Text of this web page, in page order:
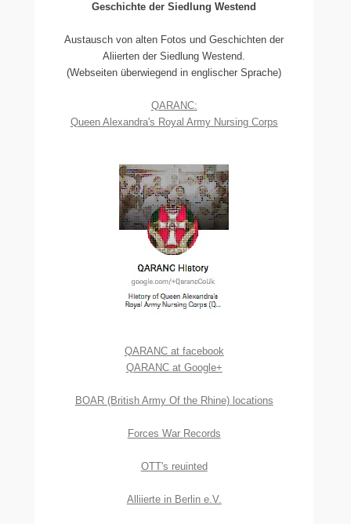
Geschichte der Siedlung Westend
Austausch von alten Fotos und Geschichten der
Aliierten der Siedlung Westend.
(Webseiten überwiegend in englischer Sprache)
QARANC:
Queen Alexandra's Royal Army Nursing Corps
QARANC at facebook
QARANC at Google+
BOAR (British Army Of the Rhine) locations
Forces War Records
OTT's reuinted
Alliierte in Berlin e.V.